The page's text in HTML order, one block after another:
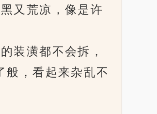
又荒凉，像是许
装潢都不会拆，
，看起来杂乱不